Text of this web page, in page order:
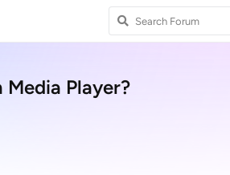
Player?